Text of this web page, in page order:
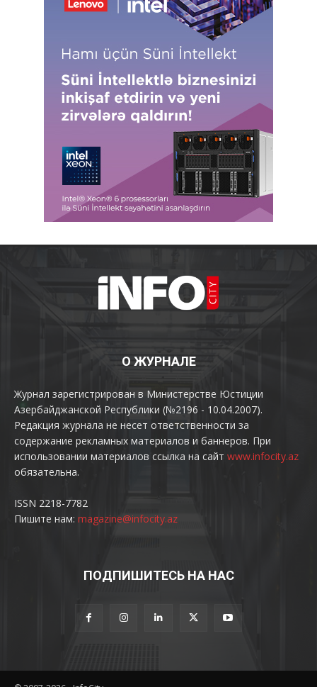
О ЖУРНАЛЕ
Журнал зарегистрирован в Министерстве Юстиции
Азербайджанской Республики (№2196 - 10.04.2007).
Редакция журнала не несет ответственности за
содержание рекламных материалов и баннеров. При
использовании материалов ссылка на сайт www.infocity.az
обязательна.
ISSN 2218-7782
Пишите нам: magazine@infocity.az
ПОДПИШИТЕСЬ НА НАС